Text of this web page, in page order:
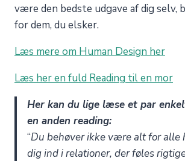
være den bedste udgave af dig selv,
for dem, du elsker.
Læs mere om Human Design her
Læs her en fuld Reading til en mor
Her kan du lige læse et par
en anden reading:
“Du behøver ikke være alt for alle
dig ind i relationer, der føles